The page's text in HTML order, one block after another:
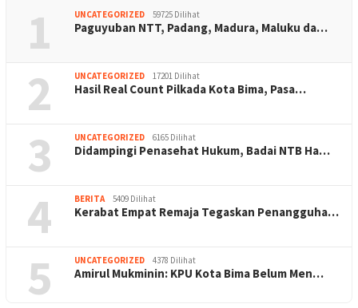
1 UNCATEGORIZED 59725 Dilihat
Paguyuban NTT, Padang, Madura, Maluku da…
2 UNCATEGORIZED 17201 Dilihat
Hasil Real Count Pilkada Kota Bima, Pasa…
3 UNCATEGORIZED 6165 Dilihat
Didampingi Penasehat Hukum, Badai NTB Ha…
4 BERITA 5409 Dilihat
Kerabat Empat Remaja Tegaskan Penangguha…
5 UNCATEGORIZED 4378 Dilihat
Amirul Mukminin: KPU Kota Bima Belum Men…